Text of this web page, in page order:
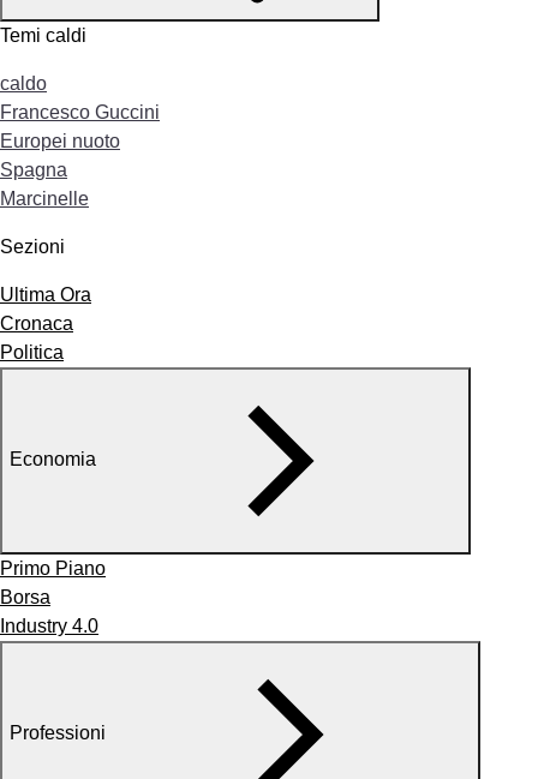
Temi caldi
caldo
Francesco Guccini
Europei nuoto
Spagna
Marcinelle
Sezioni
Ultima Ora
Cronaca
Politica
Economia
Primo Piano
Borsa
Industry 4.0
Professioni